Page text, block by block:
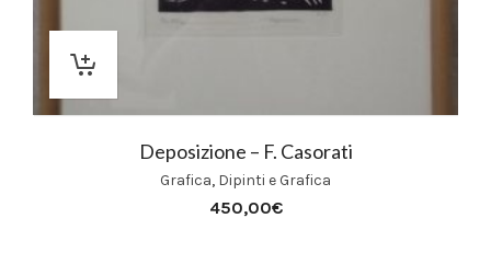
Deposizione – F. Casorati
Grafica, Dipinti e Grafica
450,00€